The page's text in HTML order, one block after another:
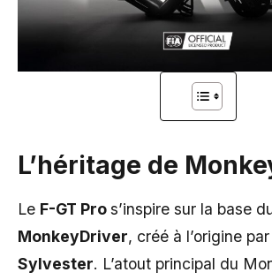
L’héritage de
Le F-GT Pros’inspire sur la base
MonkeyDriver, créé à l’origine par
Sylvester. L’atout principal du